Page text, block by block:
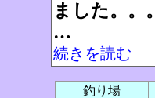
ました。。。
…
続きを読む
釣り場